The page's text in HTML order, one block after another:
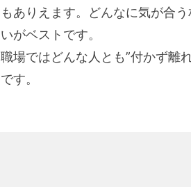
もありえます。どんなに気が合
いがベストです。
職場ではどんな人とも”付かず離
です。